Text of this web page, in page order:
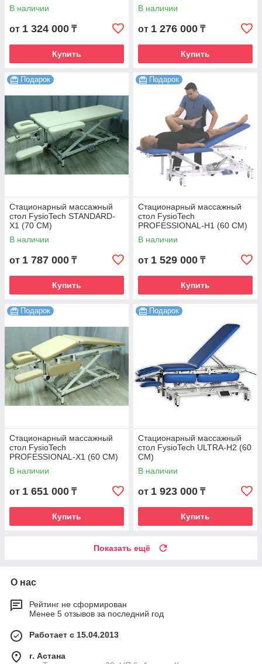
В наличии
от 1 324 000 ₸
Купить
В наличии
от 1 276 000 ₸
Купить
Подарок
Стационарный массажный
стол FysioTech STANDARD-
X1 (70 CM)
В наличии
от 1 787 000 ₸
Купить
Подарок
Стационарный массажный
стол FysioTech
PROFESSIONAL-H1 (60 CM)
В наличии
от 1 529 000 ₸
Купить
Подарок
Стационарный массажный
стол FysioTech
PROFESSIONAL-X1 (60 CM)
В наличии
от 1 651 000 ₸
Купить
Подарок
Стационарный массажный
стол FysioTech ULTRA-H2 (60
CM)
В наличии
от 1 923 000 ₸
Купить
Показать ещё
О нас
Рейтинг не сформирован
Менее 5 отзывов за последний год
Работает с 15.04.2013
г. Астана